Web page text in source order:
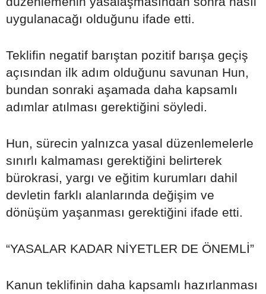
uygulanacağı olduğunu ifade etti.
Teklifin negatif barıştan pozitif barışa geçiş
açısından ilk adım olduğunu savunan Hun,
bundan sonraki aşamada daha kapsamlı
adımlar atılması gerektiğini söyledi.
Hun, sürecin yalnızca yasal düzenlemelerle
sınırlı kalmaması gerektiğini belirterek
bürokrasi, yargı ve eğitim kurumları dahil
devletin farklı alanlarında değişim ve
dönüşüm yaşanması gerektiğini ifade etti.
“YASALAR KADAR NİYETLER DE ÖNEMLİ”
Kanun teklifinin daha kapsamlı hazırlanması